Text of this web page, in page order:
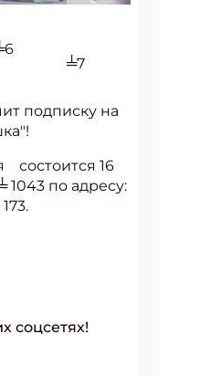
╧7
подписку на
16
по адресу:
соцсетях!